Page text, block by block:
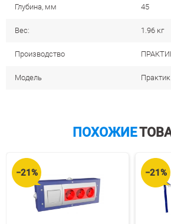
Глубина, мм 45
Вес: 1.96 кг
Производство
Модель Практик
ПОХОЖИЕ
−21% −21%